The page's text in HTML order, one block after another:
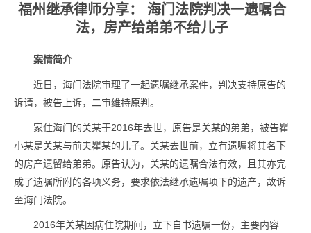
福州继承律师分享： 海门法院判决一遗嘱合
法，房产给弟弟不给儿子
案情简介
近日，海门法院审理了一起遗嘱继承案件，判决支持原告的
诉请，被告上诉，二审维持原判。
家住海门的关某于2016年去世，原告是关某的弟弟，被告瞿
小某是关某与前夫瞿某的儿子。关某去世前，立有遗嘱将其名下
的房产遗留给弟弟。原告认为，关某的遗嘱合法有效，且其亦完
成了遗嘱所附的各项义务，要求依法继承遗嘱项下的遗产，故诉
至海门法院。
2016年关某因病住院期间，立下自书遗嘱一份，主要内容